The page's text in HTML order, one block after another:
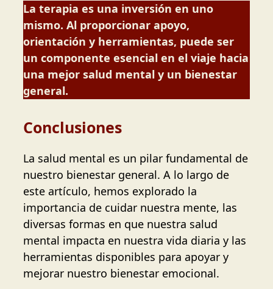
La terapia es una inversión en uno
mismo. Al proporcionar apoyo,
orientación y herramientas, puede ser
un componente esencial en el viaje hacia
una mejor salud mental y un bienestar
general.
Conclusiones
La salud mental es un pilar fundamental de
nuestro bienestar general. A lo largo de
este artículo, hemos explorado la
importancia de cuidar nuestra mente, las
diversas formas en que nuestra salud
mental impacta en nuestra vida diaria y las
herramientas disponibles para apoyar y
mejorar nuestro bienestar emocional.